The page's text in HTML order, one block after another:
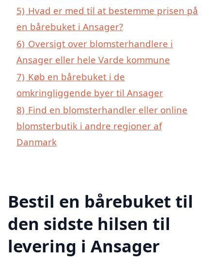
5) Hvad er med til at bestemme prisen på
en bårebuket i Ansager?
6) Oversigt over blomsterhandlere i
Ansager eller hele Varde kommune
7) Køb en bårebuket i de
omkringliggende byer til Ansager
8) Find en blomsterhandler eller online
blomsterbutik i andre regioner af
Danmark
Bestil en bårebuket til
den sidste hilsen til
levering i Ansager